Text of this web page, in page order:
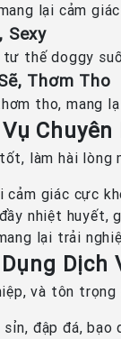
lại cảm
Sexy
thế doggy
Thơm Tho
tho, mang
Chuyên
làm hài lòng
cảm giác cực
nhiệt huyết,
lại trải
Dịch
và tôn trọng
đập đá, bạo